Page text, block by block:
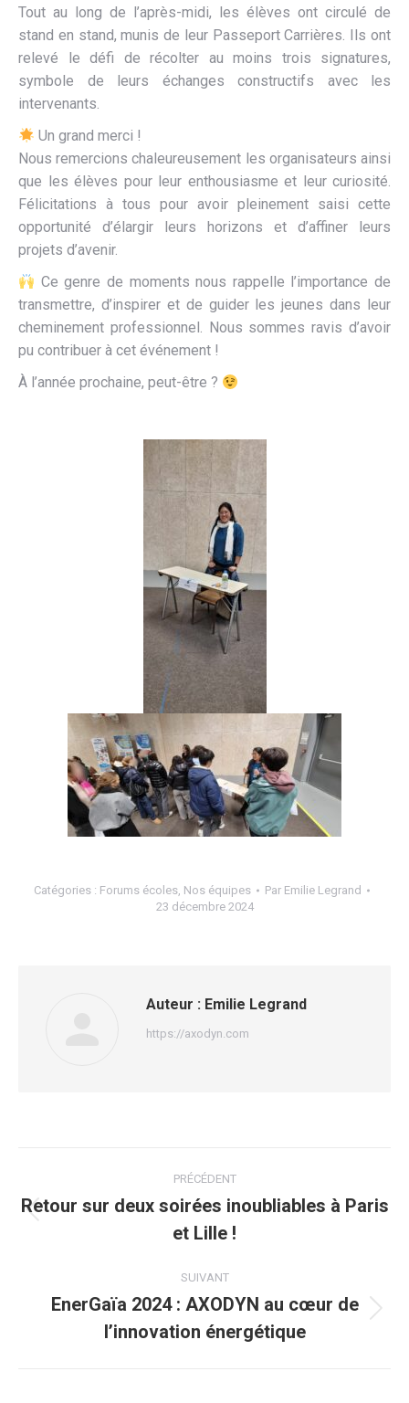
Tout au long de l’après-midi, les élèves ont circulé de
stand en stand, munis de leur Passeport Carrières. Ils ont
relevé le défi de récolter au moins trois signatures,
symbole de leurs échanges constructifs avec les
intervenants.
Un grand merci !
Nous remercions chaleureusement les organisateurs ainsi
que les élèves pour leur enthousiasme et leur curiosité.
Félicitations à tous pour avoir pleinement saisi cette
opportunité d’élargir leurs horizons et d’affiner leurs
projets d’avenir.
Ce genre de moments nous rappelle l’importance de
transmettre, d’inspirer et de guider les jeunes dans leur
cheminement professionnel. Nous sommes ravis d’avoir
pu contribuer à cet événement !
À l’année prochaine, peut-être ?
Catégories : Forums écoles, Nos équipes Par Emilie Legrand
23 décembre 2024
Auteur : Emilie Legrand
https://axodyn.com
article
PRÉCÉDENT
précédent
Retour sur deux soirées inoubliables à Paris
et Lille !
SUIVANT
suivant
EnerGaïa 2024 : AXODYN au cœur de
l’innovation énergétique